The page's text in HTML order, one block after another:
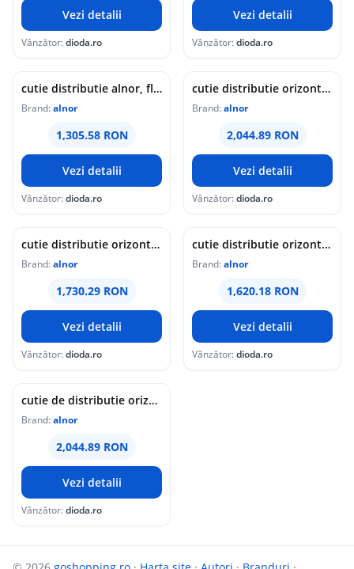
Vezi detalii
Vânzător:dioda.ro
Vezi detalii
Vânzător:dioda.ro
cutie distributie alnor, flx-plo-epp-r-75-3-6-3-0-160-f, cu garnitura din epp
Brand:alnor
1,305.58 RON
Vezi detalii
Vânzător:dioda.ro
cutie distributie orizontala alnor, flx-plo-r-p-75-2x7-200, cu garnitura din otel zincat
Brand:alnor
2,044.89 RON
Vezi detalii
Vânzător:dioda.ro
cutie distributie orizontala alnor, flx-plo-r-p-75-2x6-200, cu garnitura din otel zincat
Brand:alnor
1,730.29 RON
Vezi detalii
Vânzător:dioda.ro
cutie distributie orizontala alnor, flx-plo-r-p-75-2x5-160, cu garnitura din otel zincat
Brand:alnor
1,620.18 RON
Vezi detalii
Vânzător:dioda.ro
cutie de distributie orizontala cu garnitura alnor | pentru tub flexibil flx d-75 | racord nsl-200 | 2x9
Brand:alnor
2,044.89 RON
Vezi detalii
Vânzător:dioda.ro